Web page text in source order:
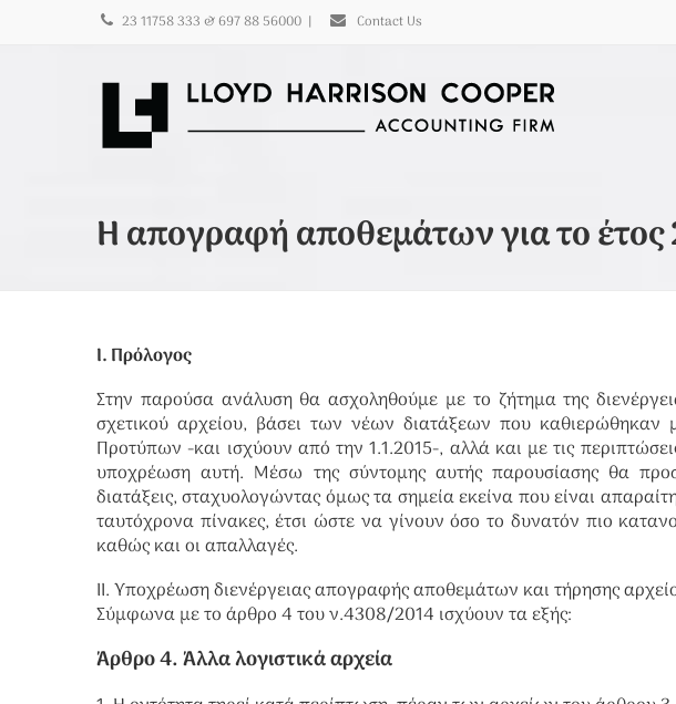
23 11758 333 & 697 88 56000 | Contact Us
Η απογραφή αποθεμάτων για το έτος
Ι. Πρόλογος
Στην παρούσα ανάλυση θα ασχοληθούμε με το ζήτημα της
σχετικού αρχείου, βάσει των νέων διατάξεων που καθιερώθηκαν
Προτύπων -και ισχύουν από την 1.1.2015-, αλλά και με τις
υποχρέωση αυτή. Μέσω της σύντομης αυτής παρουσίασης θα
διατάξεις, σταχυολογώντας όμως τα σημεία εκείνα που είναι
ταυτόχρονα πίνακες, έτσι ώστε να γίνουν όσο το δυνατόν πιο
καθώς και οι απαλλαγές.
II. Υποχρέωση διενέργειας απογραφής αποθεμάτων και τήρησης
Σύμφωνα με το άρθρο 4 του ν.4308/2014 ισχύουν τα εξής:
Άρθρο 4. Άλλα λογιστικά αρχεία